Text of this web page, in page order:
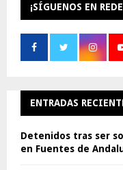
¡SÍGUENOS EN
ENTRADAS
Detenidos tras ser
en Fuentes de